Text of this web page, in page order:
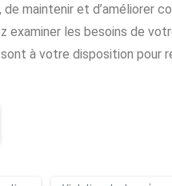
maintenir et d’améliorer
examiner les besoins de
à votre disposition pour